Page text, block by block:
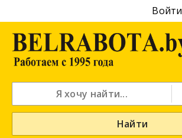
Войти
Найти